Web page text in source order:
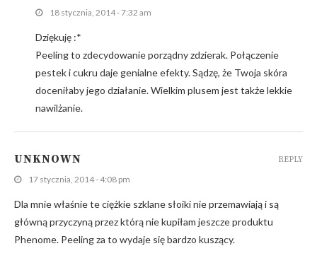
18 stycznia, 2014 - 7:32 am
Dziękuję :*
Peeling to zdecydowanie porządny zdzierak. Połączenie
pestek i cukru daje genialne efekty. Sądzę, że Twoja skóra
doceniłaby jego działanie. Wielkim plusem jest także lekkie
nawilżanie.
UNKNOWN
17 stycznia, 2014 - 4:08 pm
Dla mnie właśnie te ciężkie szklane słoiki nie przemawiają i są
główną przyczyną przez którą nie kupiłam jeszcze produktu
Phenome. Peeling za to wydaje się bardzo kuszący.
REPLY